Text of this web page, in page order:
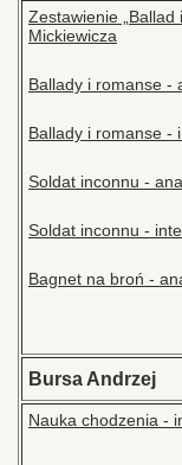
Zestawienie „Ballad
Mickiewicza
Ballady i romanse -
Ballady i romanse -
Soldat inconnu -
Soldat inconnu -
Bagnet na broń -
Bursa Andrzej
Nauka chodzenia -